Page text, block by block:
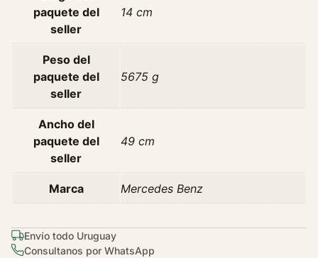
paquete del
seller
14 cm
Peso del
paquete del
seller
5675 g
Ancho del
paquete del
seller
49 cm
Marca Mercedes Benz
Envío todo Uruguay
Consultanos por WhatsApp